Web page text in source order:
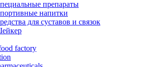
препараты
напитки
для суставов и связок
factory